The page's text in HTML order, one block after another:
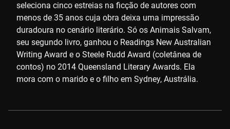
seleciona cinco estreias na ficção de autores com
menos de 35 anos cuja obra deixa uma impressão
duradoura no cenário literário. Só os Animais Salvam,
seu segundo livro, ganhou o Readings New Australian
Writing Award e o Steele Rudd Award (coletânea de
contos) no 2014 Queensland Literary Awards. Ela
mora com o marido e o filho em Sydney, Austrália.